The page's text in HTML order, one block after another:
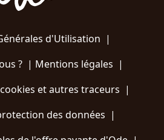
d'Utilisation |
?| Mentions légales |
et autres traceurs |
des données |